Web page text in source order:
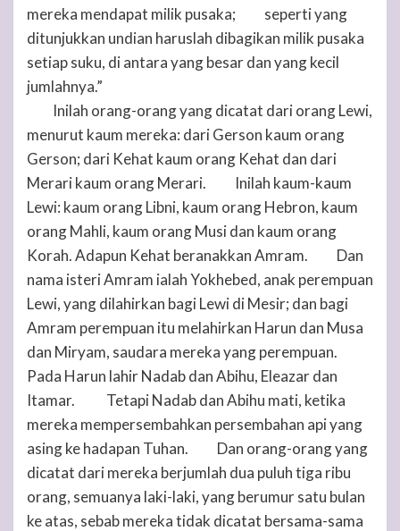
mereka mendapat milik pusaka;
seperti yang
ditunjukkan undian haruslah dibagikan milik pusaka
setiap suku, di antara yang besar dan yang kecil
jumlahnya.”
Inilah orang-orang yang dicatat dari orang Lewi,
menurut kaum mereka: dari Gerson kaum orang
Gerson; dari Kehat kaum orang Kehat dan dari
Merari kaum orang Merari.
Inilah kaum-kaum
Lewi: kaum orang Libni, kaum orang Hebron, kaum
orang Mahli, kaum orang Musi dan kaum orang
Korah. Adapun Kehat beranakkan Amram.
Dan
nama isteri Amram ialah Yokhebed, anak perempuan
Lewi, yang dilahirkan bagi Lewi di Mesir; dan bagi
Amram perempuan itu melahirkan Harun dan Musa
dan Miryam, saudara mereka yang perempuan.
Pada Harun lahir Nadab dan Abihu, Eleazar dan
Itamar.
Tetapi Nadab dan Abihu mati, ketika
mereka mempersembahkan persembahan api yang
asing ke hadapan Tuhan.
Dan orang-orang yang
dicatat dari mereka berjumlah dua puluh tiga ribu
orang, semuanya laki-laki, yang berumur satu bulan
ke atas, sebab mereka tidak dicatat bersama-sama